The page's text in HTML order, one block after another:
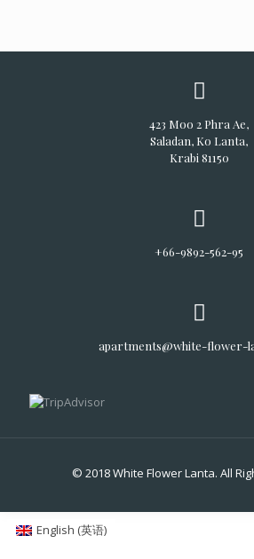
423 Moo 2 Phra Ae,
Saladan, Ko Lanta,
Krabi 81150
+66-9892-562-95
apartments@white-flower-
© 2018 White Flower Lanta. All
English (英语)